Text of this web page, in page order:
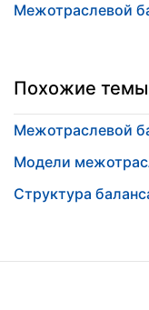
Межотраслевой
Похожие темы
Межотраслевой
Модели
Структура